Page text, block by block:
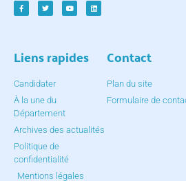
Liens rapides
Candidater
À la une du
Département
Archives des actualités
Politique de
confidentialité
Mentions légales
Contact
Plan du site
Formulaire de